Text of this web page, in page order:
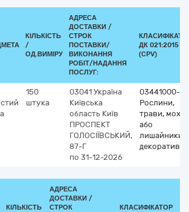
КІЛЬКІСТЬ
/
ОД.ВИМІРУ
АДРЕСА
ДОСТАВКИ /
СТРОК
ПОСТАВКИ/
ВИКОНАННЯ
РОБІТ/НАДАННЯ
ПОСЛУГ:
ДК 021:2015
(CPV)
150
штука
03041 Україна
Київська
область Київ
ПРОСПЕКТ
ГОЛОСІЇВСЬКИЙ,
87-Г
по 31-12-2026
03441000-3
Рослини,
трави, мохи
або
лишайники
декоративні
КІЛЬКІСТЬ
АДРЕСА
ДОСТАВКИ /
СТРОК
КЛАСИФІКАТОР